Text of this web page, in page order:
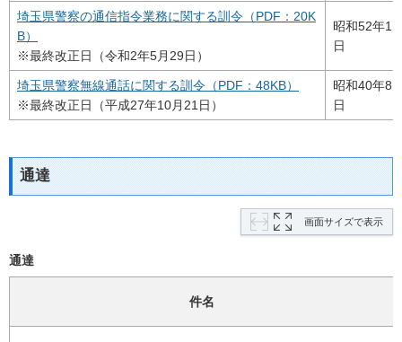
埼玉県警察の通信指令業務に関する訓令（PDF：20K
B）
※最終改正日（令和2年5月29日）
昭和52年1
日
埼玉県警察無線通話に関する訓令（PDF：48KB）
※最終改正日（平成27年10月21日）
昭和40年8
日
通達
画面サイズで表示
通達
件名